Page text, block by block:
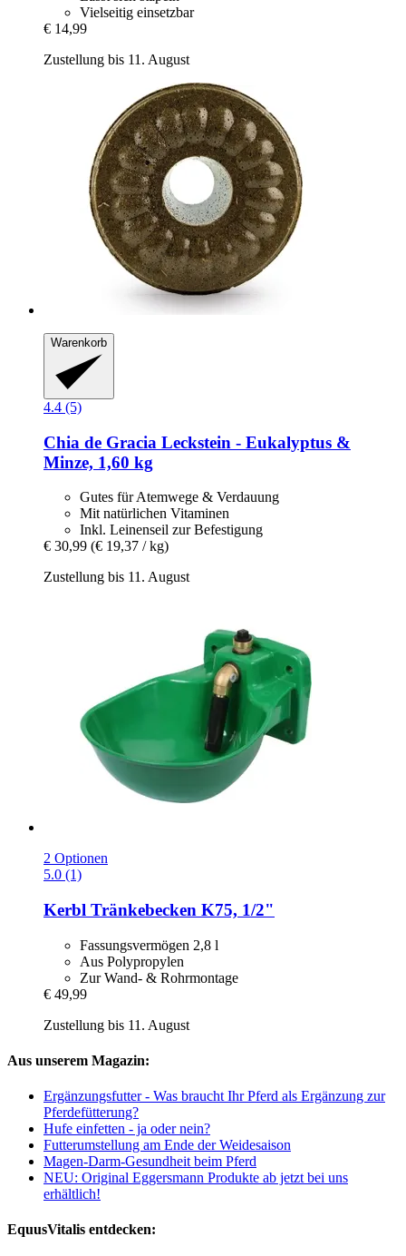
Vielseitig einsetzbar
€ 14,99
Zustellung bis 11. August
Warenkorb
4.4 (5)
Chia de Gracia Leckstein -​ Eukalyptus &
Minze, 1,60 kg
Gutes für Atemwege & Verdauung
Mit natürlichen Vitaminen
Inkl. Leinenseil zur Befestigung
€ 30,99 (€ 19,37 / kg)
Zustellung bis 11. August
2 Optionen
5.0 (1)
Kerbl Tränkebecken K75, 1/2"
Fassungsvermögen 2,8 l
Aus Polypropylen
Zur Wand- & Rohrmontage
€ 49,99
Zustellung bis 11. August
Aus unserem Magazin:
Ergänzungsfutter - Was braucht Ihr Pferd als Ergänzung zur
Pferdefütterung?
Hufe einfetten - ja oder nein?
Futterumstellung am Ende der Weidesaison
Magen-Darm-Gesundheit beim Pferd
NEU: Original Eggersmann Produkte ab jetzt bei uns
erhältlich!
EquusVitalis entdecken: